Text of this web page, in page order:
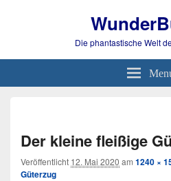
Die phantastische Welt
Der kleine fleißige
Veröffentlicht 12. Mai 2020 am 1240 ×
Güterzug